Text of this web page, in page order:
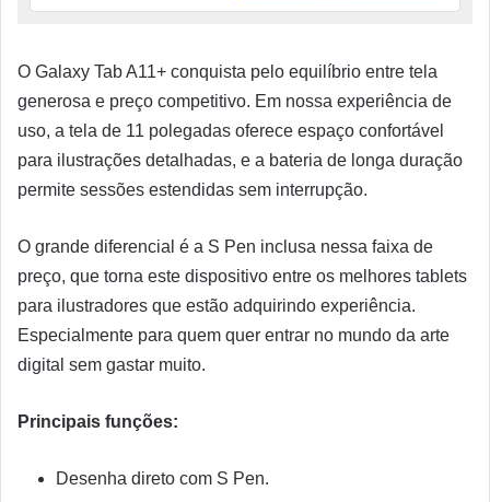
O Galaxy Tab A11+ conquista pelo equilíbrio entre tela
generosa e preço competitivo. Em nossa experiência de
uso, a tela de 11 polegadas oferece espaço confortável
para ilustrações detalhadas, e a bateria de longa duração
permite sessões estendidas sem interrupção.
O grande diferencial é a S Pen inclusa nessa faixa de
preço, que torna este dispositivo entre os melhores tablets
para ilustradores que estão adquirindo experiência.
Especialmente para quem quer entrar no mundo da arte
digital sem gastar muito.
Principais funções:
Desenha direto com S Pen.